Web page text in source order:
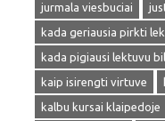
jurmala viesbuciai
kada geriausia pirkti
kada pigiausi lektuvu
kaip isirengti virtuve
kalbu kursai klaipedoje